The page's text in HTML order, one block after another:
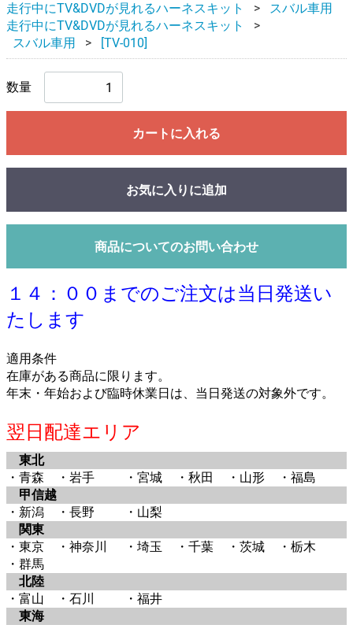
走行中にTV&DVDが見れるハーネスキット
スバル車用
走行中にTV&DVDが見れるハーネスキット
スバル車用
[TV-010]
数量
カートに入れる
お気に入りに追加
商品についてのお問い合わせ
１４：００までのご注文は当日発送い
たします
適用条件
在庫がある商品に限ります。
年末・年始および臨時休業日は、当日発送の対象外です。
翌日配達エリア
東北
・青森
・岩手 ・宮城 ・秋田 ・山形
・福島
甲信越
・新潟
・長野
・山梨
関東
・東京
・神奈川 ・埼玉 ・千葉 ・茨城
・栃木
・群馬
北陸
・富山
・石川
・福井
東海